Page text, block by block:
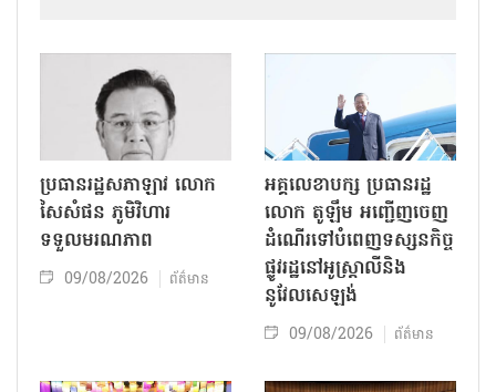
ប្រធានរដ្ឋសភាឡាវ លោក
សៃសំផន ភូមិវិហារ
ទទួលមរណភាព
09/08/2026 ព័ត៌មាន
អគ្គលេខាបក្ស ប្រធានរដ្ឋ
លោក តូឡឹម អញ្ជើញចេញ
ដំណើរទៅបំពេញទស្សនកិច្ច
ផ្លូវរដ្ឋនៅអូស្ត្រាលីនិង
នូវែលសេឡង់
09/08/2026 ព័ត៌មាន